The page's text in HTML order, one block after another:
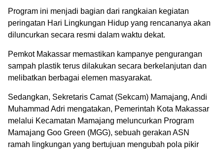
Program ini menjadi bagian dari rangkaian kegiatan
peringatan Hari Lingkungan Hidup yang rencananya akan
diluncurkan secara resmi dalam waktu dekat.
Pemkot Makassar memastikan kampanye pengurangan
sampah plastik terus dilakukan secara berkelanjutan dan
melibatkan berbagai elemen masyarakat.
Sedangkan, Sekretaris Camat (Sekcam) Mamajang, Andi
Muhammad Adri mengatakan, Pemerintah Kota Makassar
melalui Kecamatan Mamajang meluncurkan Program
Mamajang Goo Green (MGG), sebuah gerakan ASN
ramah lingkungan yang bertujuan mengubah pola pikir